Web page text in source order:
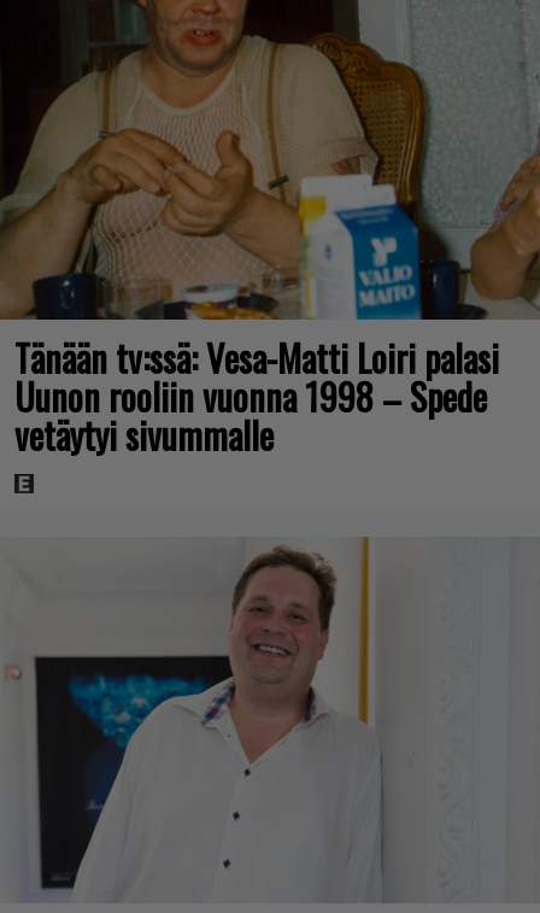
Tänään tv:ssä: Vesa-Matti Loiri palasi
Uunon rooliin vuonna 1998 – Spede
vetäytyi sivummalle